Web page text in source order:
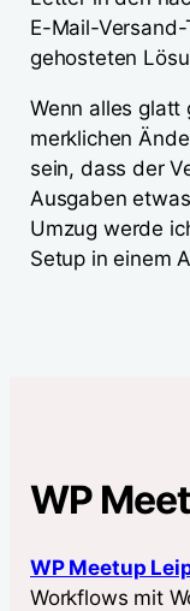
E-Mail-
gehosteten
Wenn alles
merklichen
sein, dass der
Ausgaben
Umzug werde
Setup in einem
WP
WP Meetup
Workflows mit